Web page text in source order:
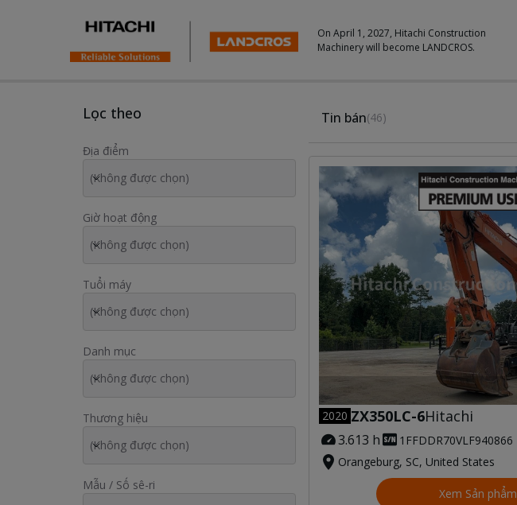
On April 1, 2027, Hitachi Construction
Machinery will become LANDCROS.
Used Inventory For Sale
Lọc theo
Địa điểm
(Không được chọn)
Giờ hoạt động
(Không được chọn)
Tuổi máy
(Không được chọn)
Danh mục
(Không được chọn)
Thương hiệu
(Không được chọn)
Mẫu / Số sê-ri
Tin bán(46)
2020 ZX350LC-6Hitachi
3.613 h
1FFDDR70VLF940866
Orangeburg, SC, United States
Xem Sản phẩm